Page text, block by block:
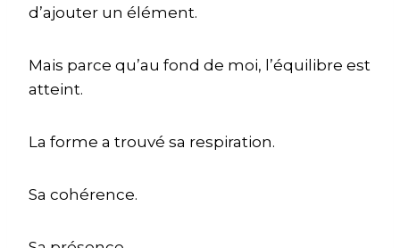
d’ajouter un élément.
Mais parce qu’au fond de moi, l’équilibre est
atteint.
La forme a trouvé sa respiration.
Sa cohérence.